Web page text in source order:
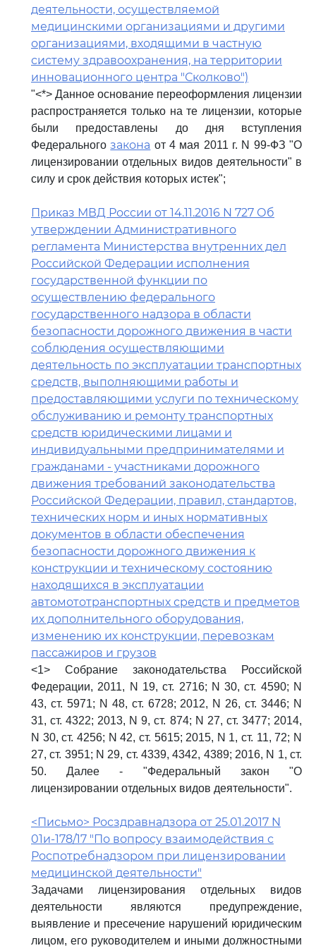
деятельности, осуществляемой
медицинскими организациями и другими
организациями, входящими в частную
систему здравоохранения, на территории
инновационного центра "Сколково")
"<*> Данное основание переоформления лицензии
распространяется только на те лицензии, которые
были предоставлены до дня вступления
Федеральногозакона от 4 мая 2011 г. N 99-ФЗ "О
лицензировании отдельных видов деятельности" в
силу и срок действия которых истек";
Приказ МВД России от 14.11.2016 N 727 Об
утверждении Административного
регламента Министерства внутренних дел
Российской Федерации исполнения
государственной функции по
осуществлению федерального
государственного надзора в области
безопасности дорожного движения в части
соблюдения осуществляющими
деятельность по эксплуатации транспортных
средств, выполняющими работы и
предоставляющими услуги по техническому
обслуживанию и ремонту транспортных
средств юридическими лицами и
индивидуальными предпринимателями и
гражданами - участниками дорожного
движения требований законодательства
Российской Федерации, правил, стандартов,
технических норм и иных нормативных
документов в области обеспечения
безопасности дорожного движения к
конструкции и техническому состоянию
находящихся в эксплуатации
автомототранспортных средств и предметов
их дополнительного оборудования,
изменению их конструкции, перевозкам
пассажиров и грузов
<1> Собрание законодательства Российской
Федерации, 2011, N 19, ст. 2716; N 30, ст. 4590; N
43, ст. 5971; N 48, ст. 6728; 2012, N 26, ст. 3446; N
31, ст. 4322; 2013, N 9, ст. 874; N 27, ст. 3477; 2014,
N 30, ст. 4256; N 42, ст. 5615; 2015, N 1, ст. 11, 72; N
27, ст. 3951; N 29, ст. 4339, 4342, 4389; 2016, N 1, ст.
50. Далее - "Федеральный закон "О
лицензировании отдельных видов деятельности".
<Письмо> Росздравнадзора от 25.01.2017 N
01и-178/17 "По вопросу взаимодействия с
Роспотребнадзором при лицензировании
медицинской деятельности"
Задачами лицензирования отдельных видов
деятельности являются предупреждение,
выявление и пресечение нарушений юридическим
лицом, его руководителем и иными должностными